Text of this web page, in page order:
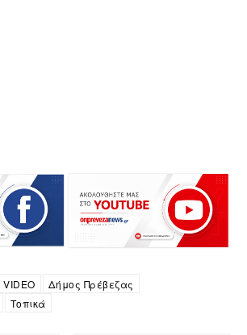
VIDEO
Δήμος Πρέβεζας
Τοπικά